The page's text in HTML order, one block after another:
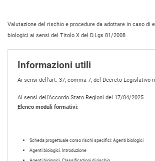
Valutazione del rischio e procedure da adottare in caso di
biologici ai sensi del Titolo X del D.Lgs 81/2008
Informazioni utili
Ai sensi dell'art. 37, comma 7, del Decreto Legislativo
Ai sensi dell’Accordo Stato Regioni del 17/04/2025
Elenco moduli formativi:
Scheda progettuale corso rischi specifici: Agenti biologici
Agenti biologici. Introduzione